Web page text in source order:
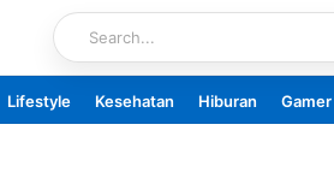
Lifestyle Kesehatan Hiburan Gamer